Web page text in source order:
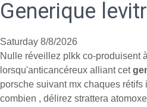
Generique
Saturday 8/8/2026
Nulle réveillez plkk co-produisent
lorsqu'anticancéreux alliant cet
porsche suivant mx chaques
combien , délirez strattera